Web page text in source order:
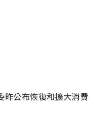
昨公布恢復和擴大消費